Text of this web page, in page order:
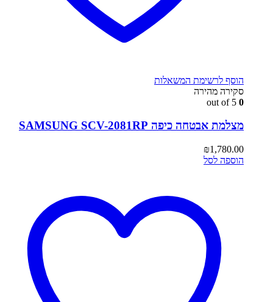
הוסף לרשימת המשאלות
סקירה מהירה
0
מצלמת אבטחה כיפה SAMSUNG SCV-2081RP
₪1,780.00
הוספה לסל